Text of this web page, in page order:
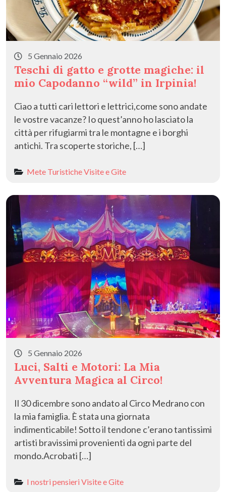
5 Gennaio 2026
Teschi di gatto e grotte magiche: il
mio Capodanno “wild” in Irpinia!
Ciao a tutti cari lettori e lettrici,come sono andate
le vostre vacanze? Io quest’anno ho lasciato la
città per rifugiarmi tra le montagne e i borghi
antichi. Tra scoperte storiche, […]
Mete TuristicheVisite e Gite
5 Gennaio 2026
Luci, Salti e Motori: La Mia
Avventura Magica al Circo!
​Il 30 dicembre sono andato al Circo Medrano con
la mia famiglia. È stata una giornata
indimenticabile! Sotto il tendone c’erano tantissimi
artisti bravissimi provenienti da ogni parte del
mondo.​Acrobati […]
I nostri pensieri Visite e Gite